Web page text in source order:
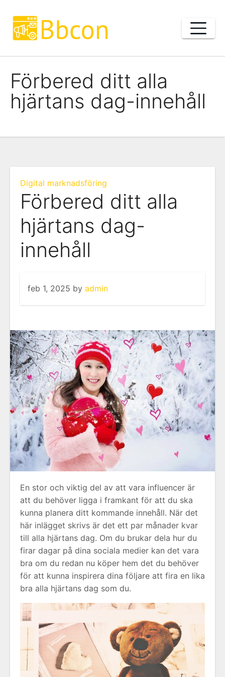
content
Förbered ditt alla
hjärtans dag-innehåll
Digital marknadsföring
Förbered ditt alla
hjärtans dag-
innehåll
feb 1, 2025 by admin
En stor och viktig del av att vara influencer är
att du behöver ligga i framkant för att du ska
kunna planera ditt kommande innehåll. När det
här inlägget skrivs är det ett par månader kvar
till alla hjärtans dag. Om du brukar dela hur du
firar dagar på dina sociala medier kan det vara
bra om du redan nu köper hem det du behöver
för att kunna inspirera dina följare att fira en lika
bra alla hjärtans dag som du.